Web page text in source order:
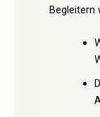
Begleitern